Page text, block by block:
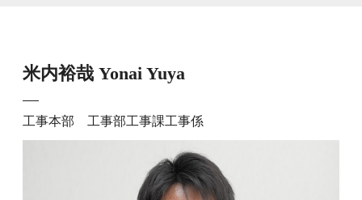
米内裕哉 Yonai Yuya
工事本部 工事部工事課工事係